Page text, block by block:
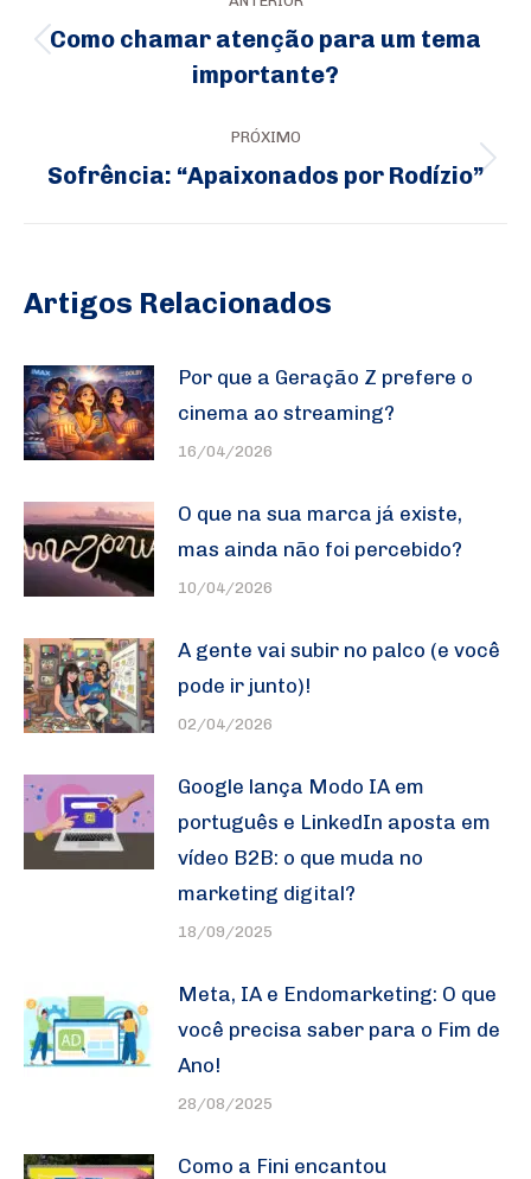
de
Post
Como chamar atenção para um tema
importante?
PRÓXIMO
Próximo
Sofrência: “Apaixonados por Rodízio”
Artigos Relacionados
Por que a Geração Z prefere o
cinema ao streaming?
16/04/2026
O que na sua marca já existe,
mas ainda não foi percebido?
10/04/2026
A gente vai subir no palco (e você
pode ir junto)!
02/04/2026
Google lança Modo IA em
português e LinkedIn aposta em
vídeo B2B: o que muda no
marketing digital?
18/09/2025
Meta, IA e Endomarketing: O que
você precisa saber para o Fim de
Ano!
28/08/2025
Como a Fini encantou